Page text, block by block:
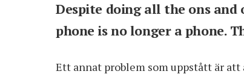
Despite doing all the ons
phone is no longer a phone.
Ett annat problem som uppstått är